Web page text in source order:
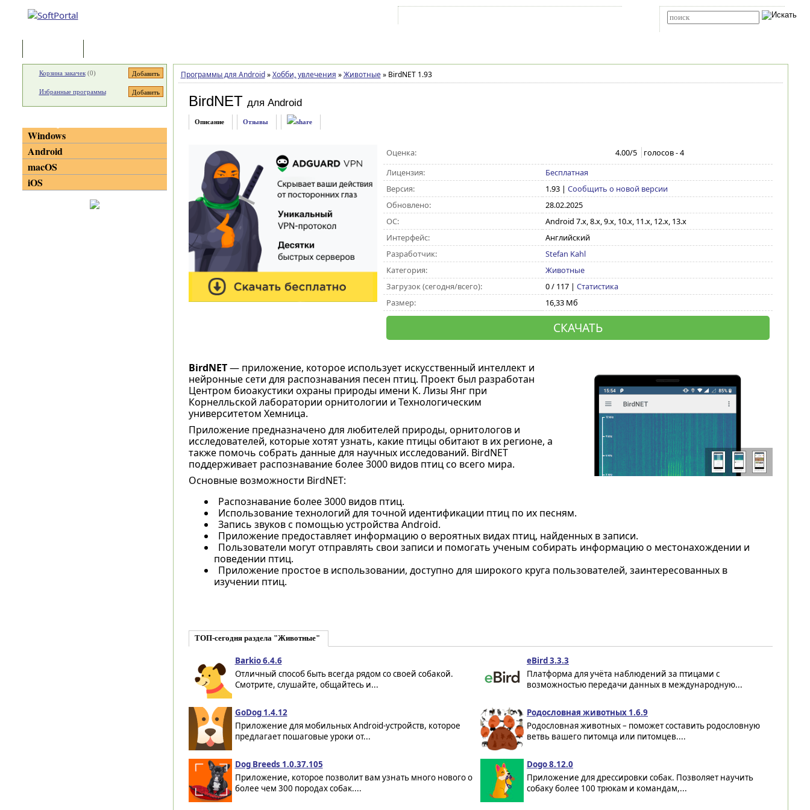
Программы для Android » Хобби, увлечения » Животные »BirdNET 1.93
BirdNET для Android
Описание Отзывы
Оценка: 4.00/5 голосов -4
Лицензия:
Бесплатная
Версия:
1.93| Сообщить о новой версии
Обновлено:
28.02.2025
ОС:
Android 7.x, 8.x, 9.x, 10.x, 11.x, 12.x, 13.x
Интерфейс:
Английский
Разработчик:
Stefan Kahl
Категория:
Животные
Загрузок (сегодня/всего):
0 / 117 | Статистика
Размер:
16,33 Мб
СКАЧАТЬ
BirdNET— приложение, которое использует искусственный интеллект и
нейронные сети для распознавания песен птиц. Проект был разработан
Центром биоакустики охраны природы имени К. Лизы Янг при
Корнелльской лаборатории орнитологии и Технологическим
университетом Хемница.
Приложение предназначено для любителей природы, орнитологов и
исследователей, которые хотят узнать, какие птицы обитают в их регионе, а
также помочь собрать данные для научных исследований. BirdNET
поддерживает распознавание более 3000 видов птиц со всего мира.
Основные возможности BirdNET:
Распознавание более 3000 видов птиц.
Использование технологий для точной идентификации птиц по их песням.
Запись звуков с помощью устройства Android.
Приложение предоставляет информацию о вероятных видах птиц, найденных в записи.
Пользователи могут отправлять свои записи и помогать ученым собирать информацию о местонахождении и
поведении птиц.
Приложение простое в использовании, доступно для широкого круга пользователей, заинтересованных в
изучении птиц.
ТОП-сегодня раздела "Животные"
Barkio 6.4.6
Отличный способ быть всегда рядом со своей собакой.
Смотрите, слушайте, общайтесь и...
eBird 3.3.3
Платформа для учёта наблюдений за птицами с
возможностью передачи данных в международную...
GoDog 1.4.12
Приложение для мобильных Android-устройств, которое
предлагает пошаговые уроки от...
Родословная животных 1.6.9
Родословная животных – поможет составить родословную
ветвь вашего питомца или питомцев....
Dog Breeds 1.0.37.105
Приложение, которое позволит вам узнать много нового о
более чем 300 породах собак....
Dogo 8.12.0
Приложение для дрессировки собак. Позволяет научить
собаку более 100 трюкам и командам,...
Корзина закачек(0)
Избранные программы
Windows
Android
macOS
iOS